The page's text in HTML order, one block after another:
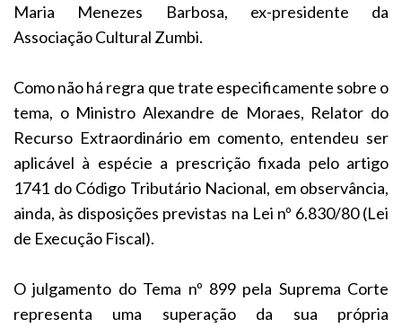
Maria Menezes Barbosa, ex-presidente da
Associação Cultural Zumbi.
Como não há regra que trate especificamente sobre o
tema, o Ministro Alexandre de Moraes, Relator do
Recurso Extraordinário em comento, entendeu ser
aplicável à espécie a prescrição fixada pelo artigo
1741 do Código Tributário Nacional, em observância,
ainda, às disposições previstas na Lei nº 6.830/80 (Lei
de Execução Fiscal).
O julgamento do Tema nº 899 pela Suprema Corte
representa uma superação da sua própria